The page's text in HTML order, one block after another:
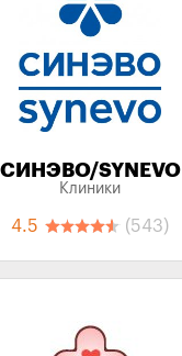
СИНЭВО/SYNEVO
Клиники
4.5 (543)